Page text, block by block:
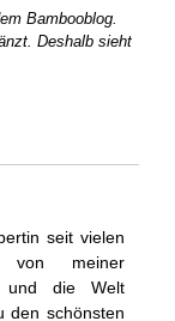
Bambooblog.
Deshalb sieht
seit vielen
von meiner
und die Welt
den schönsten